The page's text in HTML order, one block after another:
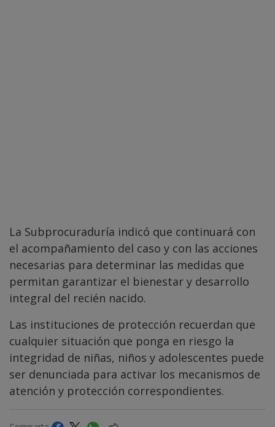
La Subprocuraduría indicó que continuará con
el acompañamiento del caso y con las acciones
necesarias para determinar las medidas que
permitan garantizar el bienestar y desarrollo
integral del recién nacido.
Las instituciones de protección recuerdan que
cualquier situación que ponga en riesgo la
integridad de niñas, niños y adolescentes puede
ser denunciada para activar los mecanismos de
atención y protección correspondientes.